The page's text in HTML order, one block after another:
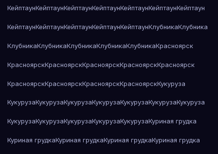
КейптаунКейптаунКейптаунКейптаунКейптаунКейптаунКейптаун
КейптаунКейптаунКейптаунКейптаунКейптаунКлубникаКлубника
КлубникаКлубникаКлубникаКлубникаКлубникаКрасноярск
КрасноярскКрасноярскКрасноярскКрасноярскКрасноярск
КрасноярскКрасноярскКрасноярскКрасноярскКукуруза
КукурузаКукурузаКукурузаКукурузаКукурузаКукурузаКукуруза
КукурузаКукурузаКукурузаКукурузаКукурузаКуриная грудка
Куриная грудкаКуриная грудкаКуриная грудкаКуриная грудка